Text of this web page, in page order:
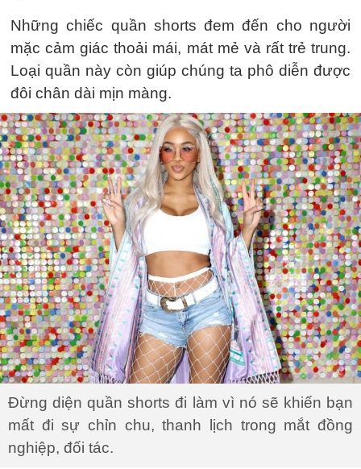
Những chiếc quần shorts đem đến cho người
mặc cảm giác thoải mái, mát mẻ và rất trẻ trung.
Loại quần này còn giúp chúng ta phô diễn được
đôi chân dài mịn màng.
Đừng diện quần shorts đi làm vì nó sẽ khiến bạn
mất đi sự chỉn chu, thanh lịch trong mắt đồng
nghiệp, đối tác.